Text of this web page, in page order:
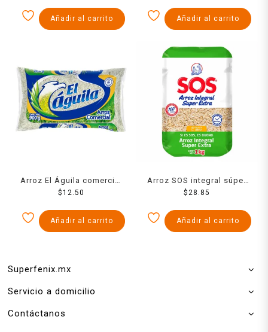
Añadir al carrito Añadir al carrito
Arroz El Águila comercial
900 g
$12.50
Añadir al carrito
Arroz SOS integral súper
extra 900 g
$28.85
Añadir al carrito
Superfenix.mx
Servicio a domicilio
Contáctanos